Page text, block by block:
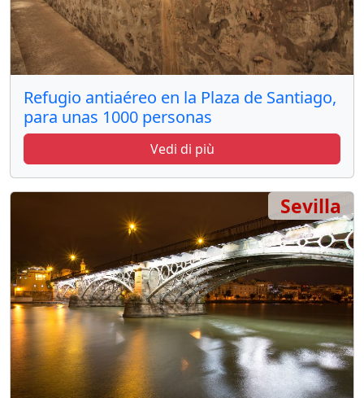
Refugio antiaéreo en la Plaza de Santiago,
para unas 1000 personas
Vedi di più
Sevilla